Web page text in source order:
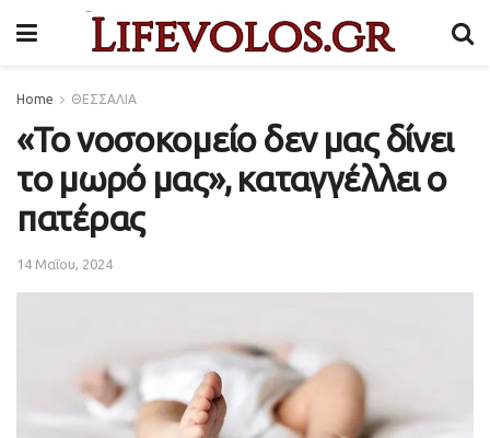
Home ΘΕΣΣΑΛΙΑ
«Το νοσοκομείο δεν μας δίνει
το μωρό μας», καταγγέλλει ο
πατέρας
14 Μαΐου, 2024